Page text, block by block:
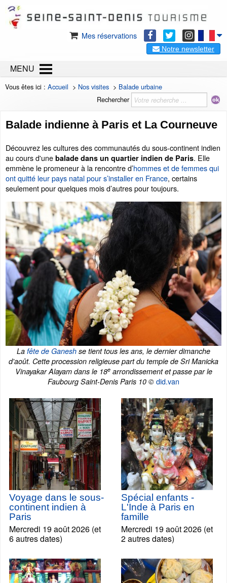
Mes réservations
Notre newsletter
MENU
Vous êtes ici : Accueil > Nos visites > Balade urbaine
Rechercher
Balade indienne à Paris et La Courneuve
Découvrez les cultures des communautés du sous-continent indien
au cours d'une balade dans un quartier indien de Paris. Elle
emmène le promeneur à la rencontre d’hommes et de femmes qui
ont quitté leur pays natal pour s’installer en France, certains
seulement pour quelques mois d’autres pour toujours.
La fête de Ganesh se tient tous les ans, le dernier dimanche
d'août. Cette procession religieuse part du temple de Sri Manicka
Vinayakar Alayam dans le 18earrondissement et passe par le
Faubourg Saint-Denis Paris 10 © did.van
Voyage dans le sous-
continent indien à
Paris
Mercredi 19 août 2026 (et
6 autres dates)
Spécial enfants -
L'Inde à Paris en
famille
Mercredi 19 août 2026 (et
2 autres dates)